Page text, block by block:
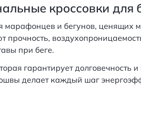
кроссовки для
марафонцев и бегунов,
при беге.
гарантирует
делает каждый шаг